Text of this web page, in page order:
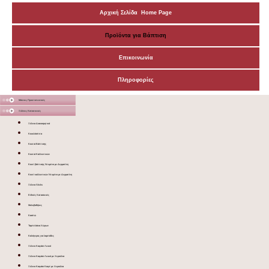
Αρχική Σελίδα Home Page
Προϊόντα για Βάπτιση
Επικοινωνία
Πληροφορίες
Μάσκες Προστατευτικές
Ξύλινες Κατασκευές
Ξύλινα Διακοσμητικά
Κουκλόσπιτα
Κουτιά Βάπτισης
Κουτιά Καλλυντικών
Κουτί βάπτισης Ντυμένο με Δερματίνη
Κουτί καλλυντικών Ντυμένο με Δερματίνη
Ξύλινα Sticks
Ειδικές Κατασκευές
Μολυβοθήκες
Κασπώ
Ταμπελάκια Χώρων
Καλόγερος για λαμπάδες
Ξύλινο Καφάσι Λευκό
Ξύλινο Καφάσι Λευκό με Χερούλια
Ξύλινο Καφάσι Καφέ με Χερούλια